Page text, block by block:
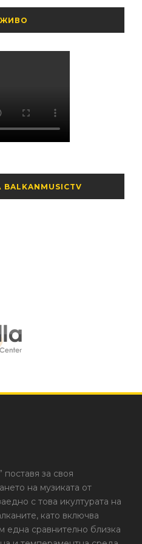
за своя
на музиката от
с това икултурата на
като включва
една сравнително близка